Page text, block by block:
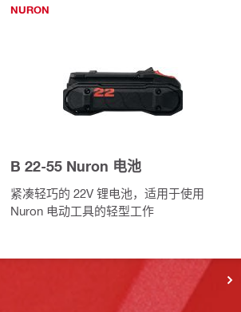
NURON
B 22-55 Nuron 电池
紧凑轻巧的 22V 锂电池，适用于使用
Nuron 电动工具的轻型工作